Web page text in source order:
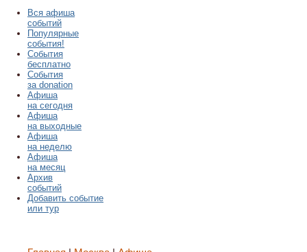
Вся афиша
событий
Популярные
события!
События
бесплатно
События
за donation
Афиша
на сегодня
Афиша
на выходные
Афиша
на неделю
Афиша
на месяц
Архив
событий
Добавить событие
или тур